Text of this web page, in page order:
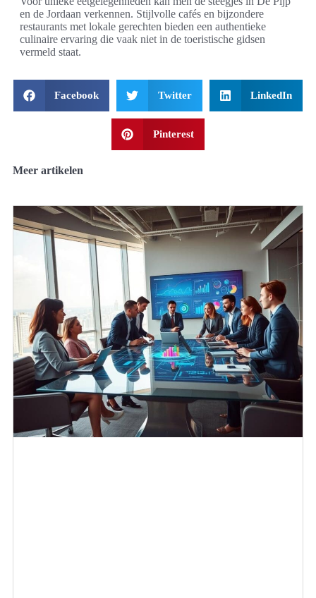
en de Jordaan verkennen. Stijlvolle cafés en bijzondere
restaurants met lokale gerechten bieden een authentieke
culinaire ervaring die vaak niet in de toeristische gidsen
vermeld staat.
Facebook Twitter LinkedIn
Pinterest
Meer artikelen